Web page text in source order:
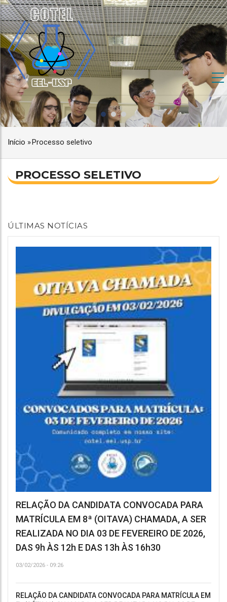
Pular
para
o
conteúdo
principal
NAVEGAÇÃO
PRINCIPAL
TRILHA
DE
NAVEGAÇÃO
Início »Processo seletivo
PROCESSO SELETIVO
NAVEGAÇÃO
PRINCIPAL
ÚLTIMAS NOTÍCIAS
RELAÇÃO DA CANDIDATA CONVOCADA PARA
MATRÍCULA EM 8ª (OITAVA) CHAMADA, A SER
REALIZADA NO DIA 03 DE FEVEREIRO DE 2026,
DAS 9h ÀS 12h E DAS 13h ÀS 16h30
03/02/2026 - 09:26
RELAÇÃO DA CANDIDATA CONVOCADA PARA MATRÍCULA EM